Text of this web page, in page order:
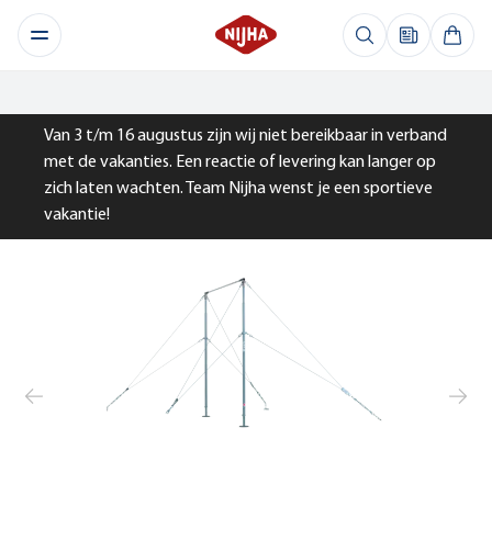
Van 3 t/m 16 augustus zijn wij niet bereikbaar in verband
met de vakanties. Een reactie of levering kan langer op
zich laten wachten. Team Nijha wenst je een sportieve
vakantie!